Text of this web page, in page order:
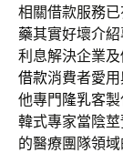
相關借款服務
藥其實好壞介
利息解決企業
借款消費者愛
他專門 隆乳客
韓式專家當陰
的醫療團隊領